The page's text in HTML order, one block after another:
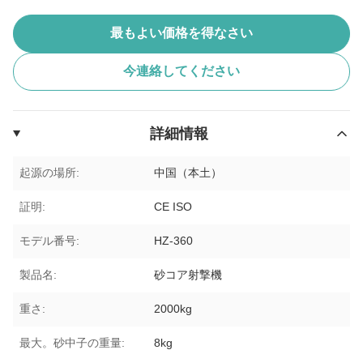
最もよい価格を得なさい
今連絡してください
詳細情報
起源の場所: 中国（本土）
証明: CE ISO
モデル番号: HZ-360
製品名: 砂コア射撃機
重さ: 2000kg
最大。砂中子の重量: 8kg